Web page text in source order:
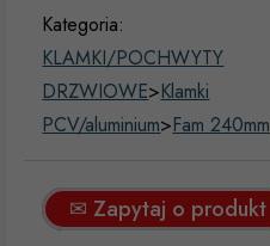
Kategoria:
KLAMKI/POCHWYTY
DRZWIOWE>Klamki
PCV/aluminium>Fam 240mm
✉ Zapytaj o produkt